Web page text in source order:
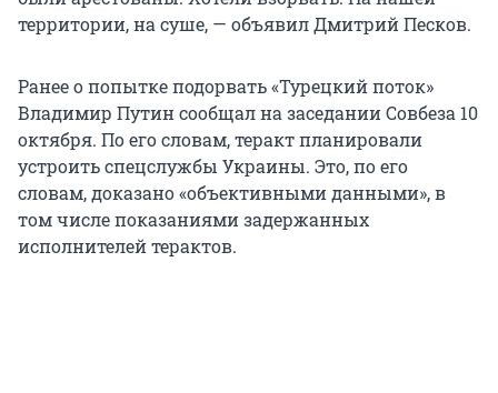
территории, на суше, — объявил Дмитрий Песков.
Ранее о попытке подорвать «Турецкий поток»
Владимир Путин сообщал на заседании Совбеза 10
октября. По его словам, теракт планировали
устроить спецслужбы Украины. Это, по его
словам, доказано «объективными данными», в
том числе показаниями задержанных
исполнителей терактов.